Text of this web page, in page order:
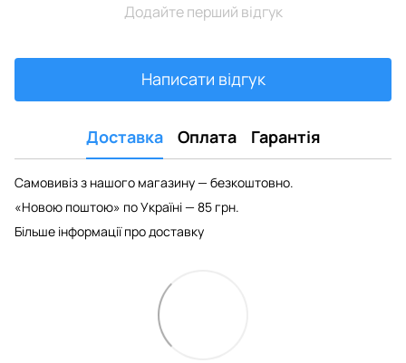
Додайте перший відгук
Написати відгук
Доставка Оплата Гарантія
Самовивіз з нашого магазину — безкоштовно.
«Новою поштою» по Україні — 85 грн.
Більше інформації про доставку